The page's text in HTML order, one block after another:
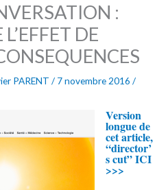
:
DE
PARENT/ 7 novembre 2016/
Version
longue de
cet article,
“director’
s cut” ICI
>>>